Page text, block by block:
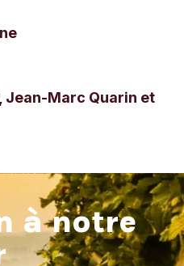
Jean-Marc Quarin et
à notre